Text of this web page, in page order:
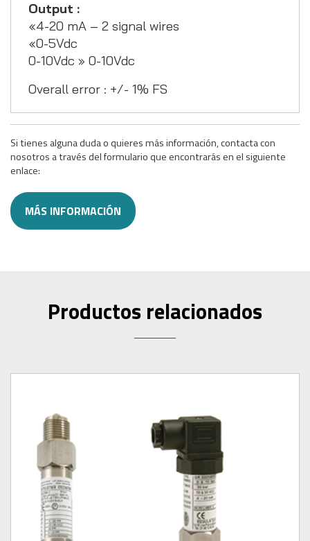
Output :
«4-20 mA – 2 signal wires
«0-5Vdc
0-10Vdc » 0-10Vdc
Overall error : +/- 1% FS
Si tienes alguna duda o quieres más información, contacta con
nosotros a través del formulario que encontrarás en el siguiente
enlace:
MÁS INFORMACIÓN
Productos relacionados